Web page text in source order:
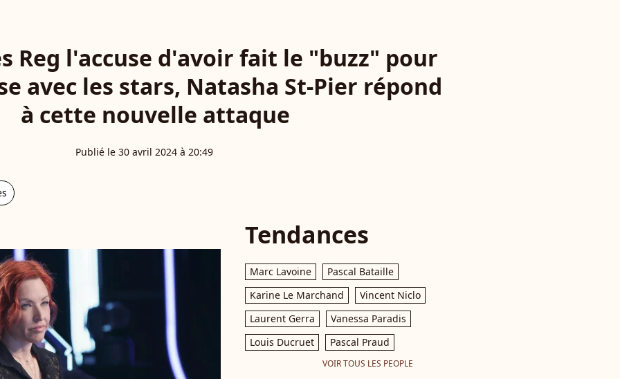
Reg l'accuse d'avoir fait le "buzz" pour
avec les stars, Natasha St-Pier répond
à cette nouvelle attaque
Publié le 30 avril 2024 à 20:49
Tendances
Marc Lavoine
Pascal Bataille
Karine Le Marchand
Vincent Niclo
Laurent Gerra
Vanessa Paradis
Louis Ducruet
Pascal Praud
VOIR TOUS LES PEOPLE